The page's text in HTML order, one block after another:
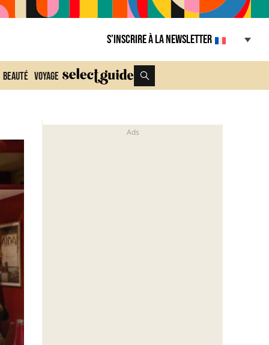
S’inscrire à la Newsletter
Beauté Voyage